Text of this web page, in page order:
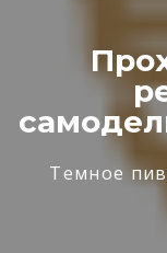
Темное